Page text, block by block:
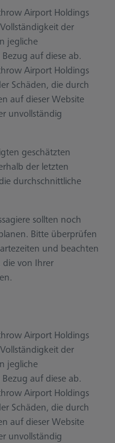
Airport Holdings
der
jegliche
auf diese ab.
Airport Holdings
Schäden, die durch
auf dieser Website
unvollständig
geschätzten
der letzten
durchschnittliche
sollten noch
Bitte überprüfen
und beachten
die von Ihrer
Airport Holdings
der
jegliche
auf diese ab.
Airport Holdings
Schäden, die durch
auf dieser Website
unvollständig